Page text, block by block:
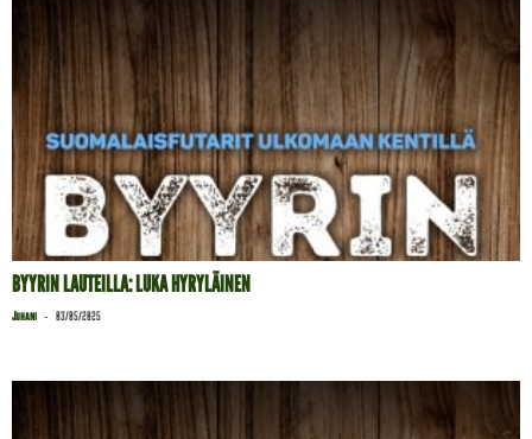
BYYRIN LAUTEILLA: LUKA HYRYLÄINEN
Juhani - 03/05/2025